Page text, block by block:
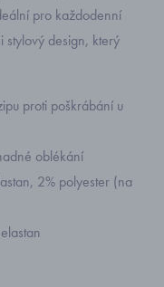
pro každodenní
stylový design, který
proti poškrábání u
oblékání
2% polyester (na